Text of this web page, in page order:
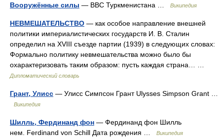
Вооружённые силы — ВВС Туркменистана … Википедия
НЕВМЕШАТЕЛЬСТВО — как особое направление внешней
политики империалистических государств И. В. Сталин
определил на XVIII съезде партии (1939) в следующих словах:
Формально политику невмешательства можно было бы
охарактеризовать таким образом: пусть каждая страна… …
Дипломатический словарь
Грант, Улисс — Улисс Симпсон Грант Ulysses Simpson Grant …
Википедия
Шилль, Фердинанд фон — Фердинанд фон Шилль
нем. Ferdinand von Schill Дата рождения …
Википедия